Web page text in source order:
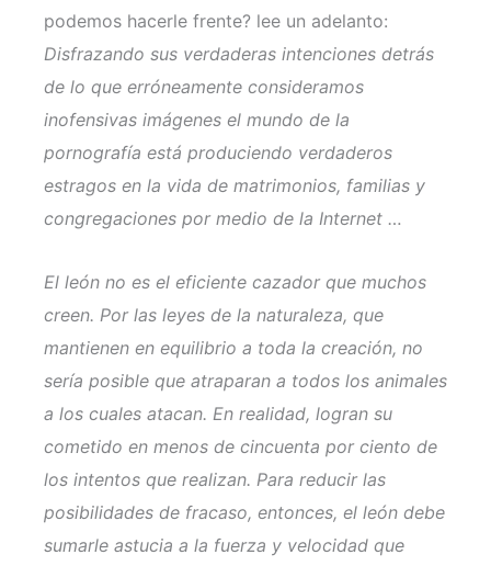
podemos hacerle frente? lee un adelanto:
Disfrazando sus verdaderas intenciones detrás
de lo que erróneamente consideramos
inofensivas imágenes el mundo de la
pornografía está produciendo verdaderos
estragos en la vida de matrimonios, familias y
congregaciones por medio de la Internet …
El león no es el eficiente cazador que muchos
creen. Por las leyes de la naturaleza, que
mantienen en equilibrio a toda la creación, no
sería posible que atraparan a todos los animales
a los cuales atacan. En realidad, logran su
cometido en menos de cincuenta por ciento de
los intentos que realizan. Para reducir las
posibilidades de fracaso, entonces, el león debe
sumarle astucia a la fuerza y velocidad que